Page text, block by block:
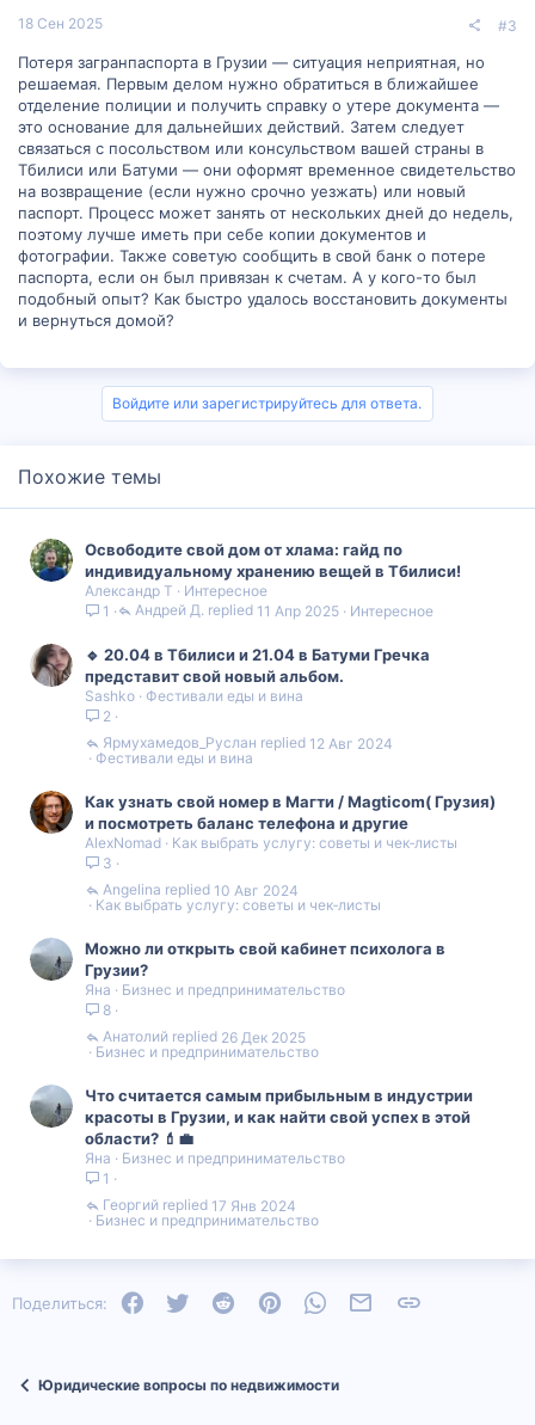
18 Сен 2025 #3
Потеря загранпаспорта в Грузии — ситуация неприятная, но
решаемая. Первым делом нужно обратиться в ближайшее
отделение полиции и получить справку о утере документа —
это основание для дальнейших действий. Затем следует
связаться с посольством или консульством вашей страны в
Тбилиси или Батуми — они оформят временное свидетельство
на возвращение (если нужно срочно уезжать) или новый
паспорт. Процесс может занять от нескольких дней до недель,
поэтому лучше иметь при себе копии документов и
фотографии. Также советую сообщить в свой банк о потере
паспорта, если он был привязан к счетам. А у кого-то был
подобный опыт? Как быстро удалось восстановить документы
и вернуться домой?
Войдите или зарегистрируйтесь для ответа.
Похожие темы
Освободите свой дом от хлама: гайд по
индивидуальному хранению вещей в Тбилиси!
Александр Т
Интересное
1
Интересное
11 Апр 2025
Андрей Д.
🔹 20.04 в Тбилиси и 21.04 в Батуми Гречка
представит свой новый альбом.
Sashko
Фестивали еды и вина
2
Фестивали еды и вина
12 Авг 2024
Ярмухамедов_Руслан
Как узнать свой номер в Магти / Magticom( Грузия)
и посмотреть баланс телефона и другие
AlexNomad
Как выбрать услугу: советы и чек‑листы
3
Как выбрать услугу: советы и чек‑листы
10 Авг 2024
Angelina
Можно ли открыть свой кабинет психолога в
Грузии?
Яна
Бизнес и предпринимательство
8
Бизнес и предпринимательство
26 Дек 2025
Анатолий
Что считается самым прибыльным в индустрии
красоты в Грузии, и как найти свой успех в этой
области? 💄💼
Яна
Бизнес и предпринимательство
1
Бизнес и предпринимательство
17 Янв 2024
Георгий
Поделиться: FacebookTwitter Reddit PinterestWhatsAppЭлектронная почта
Юридические вопросы по недвижимости